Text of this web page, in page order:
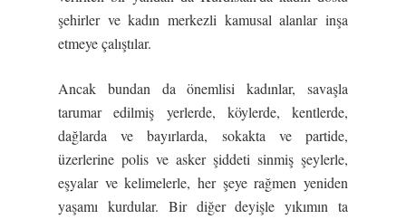
şehirler ve kadın merkezli kamusal alanlar inşa
etmeye çalıştılar.
Ancak bundan da önemlisi kadınlar, savaşla
tarumar edilmiş yerlerde, köylerde, kentlerde,
dağlarda ve bayırlarda, sokakta ve partide,
üzerlerine polis ve asker şiddeti sinmiş şeylerle,
eşyalar ve kelimelerle, her şeye rağmen yeniden
yaşamı kurdular. Bir diğer deyişle yıkımın ta